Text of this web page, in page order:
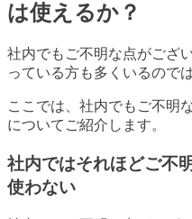
は使えるか？
社内でもご不明な点がござ
っている方も多くいるので
ここでは、社内でもご不明
についてご紹介します。
社内ではそれほどご不
使わない